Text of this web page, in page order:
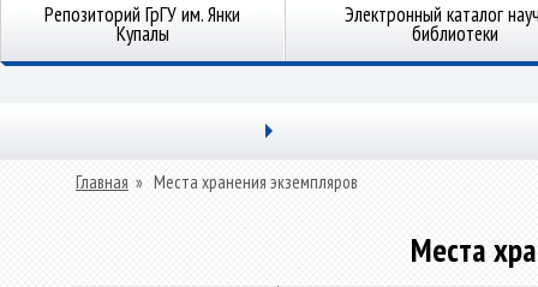
Репозиторий ГрГУ им. Янки
Купалы
Электронный каталог
библиотеки
Главная » Места хранения экземпляров
Места